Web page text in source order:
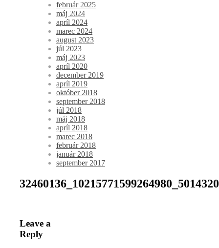
február 2025
máj 2024
apríl 2024
marec 2024
august 2023
júl 2023
máj 2023
apríl 2020
december 2019
apríl 2019
október 2018
september 2018
júl 2018
máj 2018
apríl 2018
marec 2018
február 2018
január 2018
september 2017
Leave a
Reply